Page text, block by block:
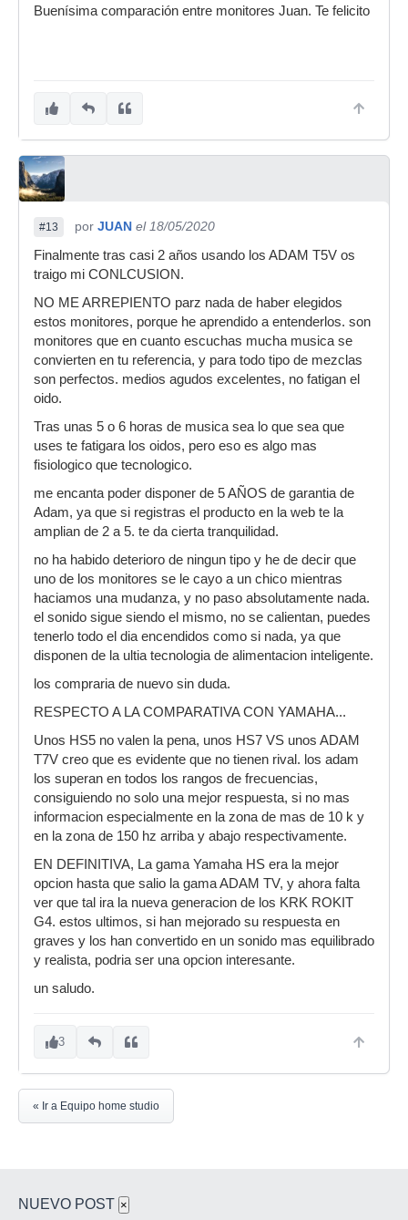
Buenísima comparación entre monitores Juan. Te felicito
#13 por JUAN el 18/05/2020
Finalmente tras casi 2 años usando los ADAM T5V os
traigo mi CONLCUSION.
NO ME ARREPIENTO parz nada de haber elegidos
estos monitores, porque he aprendido a entenderlos. son
monitores que en cuanto escuchas mucha musica se
convierten en tu referencia, y para todo tipo de mezclas
son perfectos. medios agudos excelentes, no fatigan el
oido.
Tras unas 5 o 6 horas de musica sea lo que sea que
uses te fatigara los oidos, pero eso es algo mas
fisiologico que tecnologico.
me encanta poder disponer de 5 AÑOS de garantia de
Adam, ya que si registras el producto en la web te la
amplian de 2 a 5. te da cierta tranquilidad.
no ha habido deterioro de ningun tipo y he de decir que
uno de los monitores se le cayo a un chico mientras
haciamos una mudanza, y no paso absolutamente nada.
el sonido sigue siendo el mismo, no se calientan, puedes
tenerlo todo el dia encendidos como si nada, ya que
disponen de la ultia tecnologia de alimentacion inteligente.
los compraria de nuevo sin duda.
RESPECTO A LA COMPARATIVA CON YAMAHA...
Unos HS5 no valen la pena, unos HS7 VS unos ADAM
T7V creo que es evidente que no tienen rival. los adam
los superan en todos los rangos de frecuencias,
consiguiendo no solo una mejor respuesta, si no mas
informacion especialmente en la zona de mas de 10 k y
en la zona de 150 hz arriba y abajo respectivamente.
EN DEFINITIVA, La gama Yamaha HS era la mejor
opcion hasta que salio la gama ADAM TV, y ahora falta
ver que tal ira la nueva generacion de los KRK ROKIT
G4. estos ultimos, si han mejorado su respuesta en
graves y los han convertido en un sonido mas equilibrado
y realista, podria ser una opcion interesante.
un saludo.
3
« Ir a Equipo home studio
NUEVO POST ×